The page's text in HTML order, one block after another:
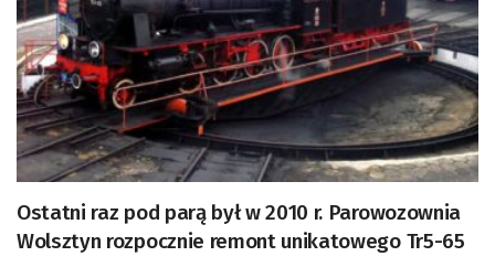
Ostatni raz pod parą był w 2010 r. Parowozownia
Wolsztyn rozpocznie remont unikatowego Tr5-65